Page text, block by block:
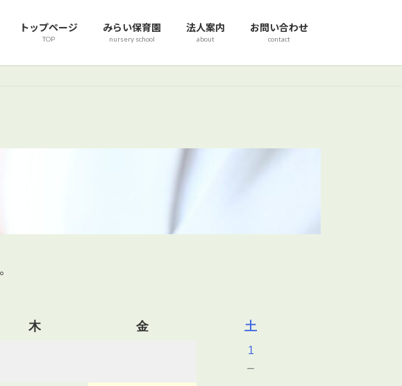
トップページ
TOP
みらい保育園
nursery school
法人案内
about
お問い合わせ
contact
木 金 土
1
－